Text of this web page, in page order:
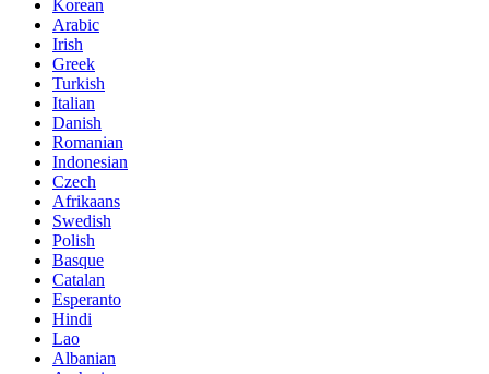
Korean
Arabic
Irish
Greek
Turkish
Italian
Danish
Romanian
Indonesian
Czech
Afrikaans
Swedish
Polish
Basque
Catalan
Esperanto
Hindi
Lao
Albanian